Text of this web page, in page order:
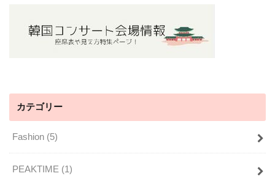
カテゴリー
Fashion (5)
PEAKTIME (1)